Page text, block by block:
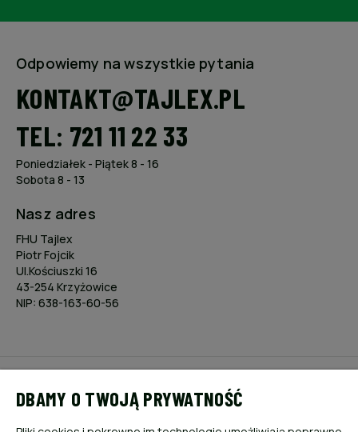
Odpowiemy na wszystkie pytania
KONTAKT@TAJLEX.PL
TEL: 721 11 22 33
Poniedziałek - Piątek 8 - 16
Sobota 8 - 13
Nasz adres
FHU Tajlex
Piotr Fojcik
Ul.Kościuszki 16
43-254 Krzyżowice
NIP: 638-163-60-56
DBAMY O TWOJĄ PRYWATNOŚĆ